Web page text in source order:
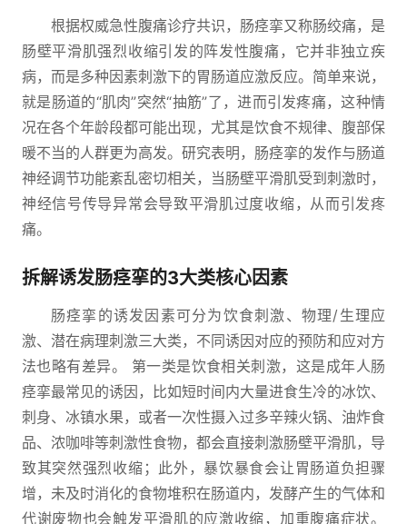
根据权威急性腹痛诊疗共识，肠痉挛又称肠绞痛，是
肠壁平滑肌强烈收缩引发的阵发性腹痛，它并非独立疾
病，而是多种因素刺激下的胃肠道应激反应。简单来说，
就是肠道的“肌肉”突然“抽筋”了，进而引发疼痛，这种情
况在各个年龄段都可能出现，尤其是饮食不规律、腹部保
暖不当的人群更为高发。研究表明，肠痉挛的发作与肠道
神经调节功能紊乱密切相关，当肠壁平滑肌受到刺激时，
神经信号传导异常会导致平滑肌过度收缩，从而引发疼
痛。
拆解诱发肠痉挛的3大类核心因素
肠痉挛的诱发因素可分为饮食刺激、物理/生理应
激、潜在病理刺激三大类，不同诱因对应的预防和应对方
法也略有差异。 第一类是饮食相关刺激，这是成年人肠
痉挛最常见的诱因，比如短时间内大量进食生冷的冰饮、
刺身、冰镇水果，或者一次性摄入过多辛辣火锅、油炸食
品、浓咖啡等刺激性食物，都会直接刺激肠壁平滑肌，导
致其突然强烈收缩；此外，暴饮暴食会让胃肠道负担骤
增，未及时消化的食物堆积在肠道内，发酵产生的气体和
代谢废物也会触发平滑肌的应激收缩，加重腹痛症状。